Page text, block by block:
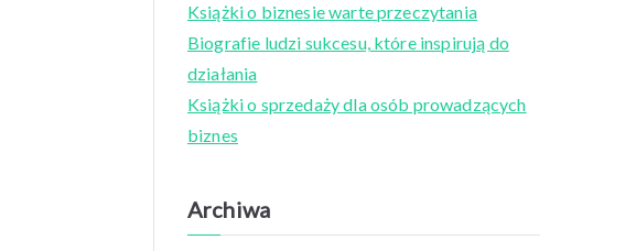
Książki o biznesie warte przeczytania
Biografie ludzi sukcesu, które inspirują do
działania
Książki o sprzedaży dla osób prowadzących
biznes
Archiwa